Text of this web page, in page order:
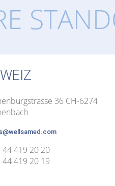
36 CH-6274
44 419 20 20
44 419 20 19